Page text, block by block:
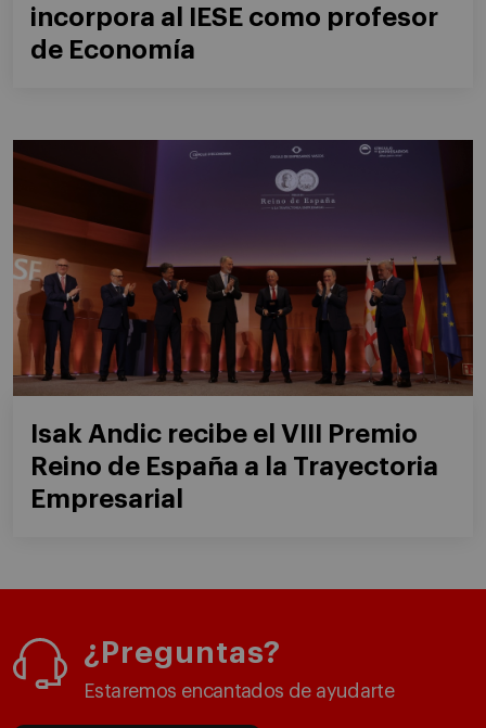
incorpora al IESE como profesor
de Economía
Isak Andic recibe el VIII Premio
Reino de España a la Trayectoria
Empresarial
¿Preguntas?
Estaremos encantados de ayudarte